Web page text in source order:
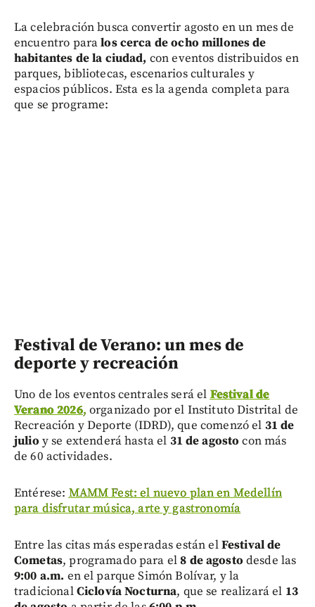
La celebración busca convertir agosto en un mes de
encuentro paralos cerca de ocho millones de
habitantes de la ciudad, con eventos distribuidos en
parques, bibliotecas, escenarios culturales y
espacios públicos. Esta es la agenda completa para
que se programe:
Festival de Verano: un mes de
deporte y recreación
Uno de los eventos centrales será el Festival de
Verano 2026, organizado por el Instituto Distrital de
Recreación y Deporte (IDRD), que comenzó el 31 de
julio y se extenderá hasta el 31 de agosto con más
de 60 actividades.
Entérese: MAMM Fest: el nuevo plan en Medellín
para disfrutar música, arte y gastronomía
Entre las citas más esperadas están elFestival de
Cometas, programado para el8 de agosto desde las
9:00 a.m. en el parque Simón Bolívar, y la
tradicionalCiclovía Nocturna, que se realizará el 13